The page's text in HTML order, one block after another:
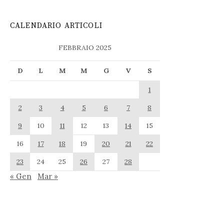
CALENDARIO ARTICOLI
FEBBRAIO 2025
D L M M G V S
1
2
3 4 5 6 7
8
9
10 11 12 13 14
15
16
17 18 19 20 21
22
23
24 25 26 27 28
« Gen Mar »